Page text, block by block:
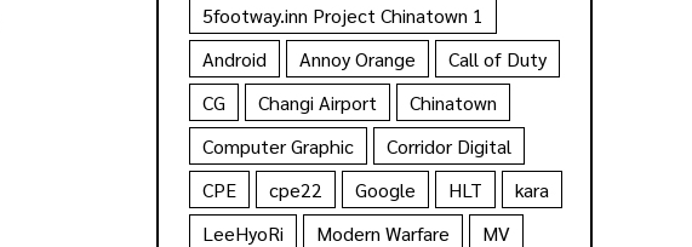
5footway.inn Project Chinatown 1
Android
Annoy Orange
Call of Duty
CG
Changi Airport
Chinatown
Computer Graphic
Corridor Digital
CPE
cpe22 Google HLT
kara
LeeHyoRi
Modern Warfare
MV